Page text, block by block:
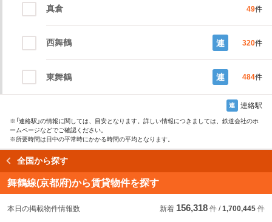
真倉 49件
西舞鶴 連 320件
東舞鶴 連 484件
連 連絡駅
※ 「連絡駅」の情報に関しては、目安となります。詳しい情報につきましては、鉄道会社のホ
ームページなどでご確認ください。
※所要時間は日中の平常時にかかる時間の平均となります。
読み込み中…
始 始発駅 急
全国から探す
舞鶴線(京都府)から賃貸物件を探す
本日の掲載物件情報数 新着 156,318 件 /1,700,445 件